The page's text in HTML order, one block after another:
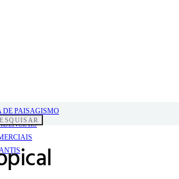
DE PAISAGISMO